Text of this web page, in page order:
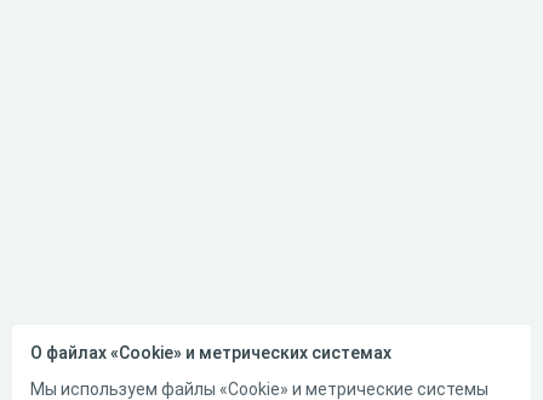
О файлах «Cookie» и метрических системах
Мы используем файлы «Cookie» и метрические системы